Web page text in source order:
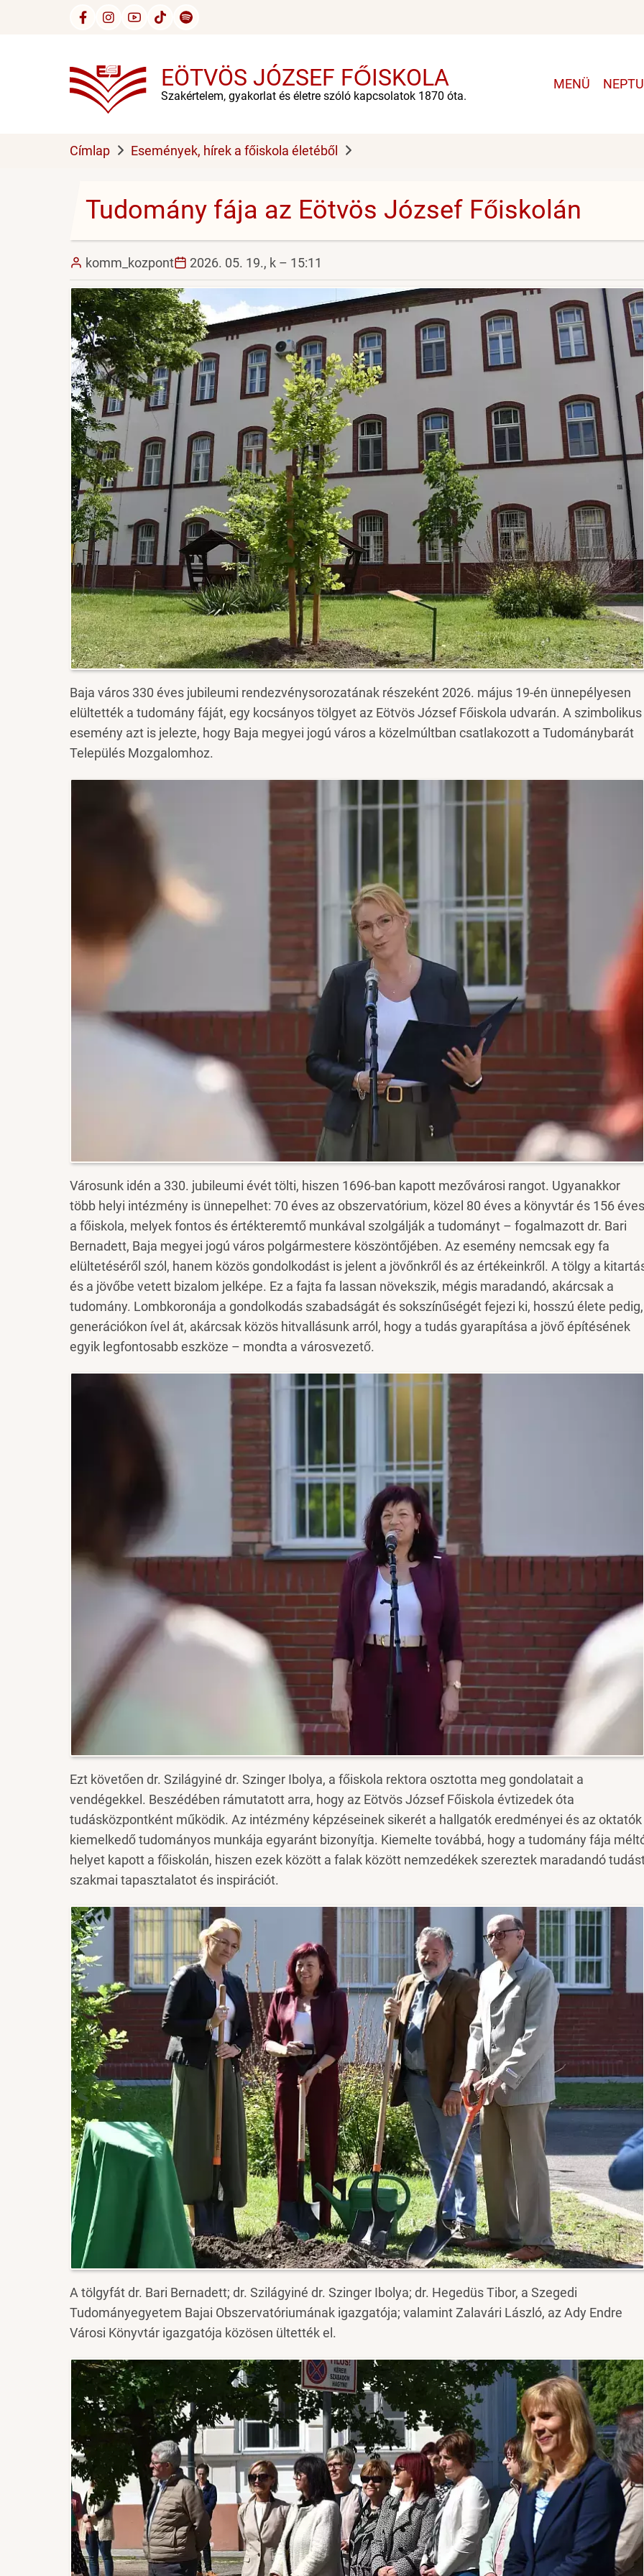
EÖTVÖS JÓZSEF FŐISKOLA
Szakértelem, gyakorlat és életre szóló kapcsolatok 1870 óta.
Main
MENÜ
Címlap Események, hírek a főiskola életéből
Tudomány fája az Eötvös József Főiskolán
komm_kozpont 2026. 05. 19., k – 15:11
Baja város 330 éves jubileumi rendezvénysorozatának részeként 2026. május 19-én ünnepélyesen
elültették a tudomány fáját, egy kocsányos tölgyet az Eötvös József Főiskola udvarán. A szimbolikus
esemény azt is jelezte, hogy Baja megyei jogú város a közelmúltban csatlakozott a Tudománybarát
Település Mozgalomhoz.
Városunk idén a 330. jubileumi évét tölti, hiszen 1696-ban kapott mezővárosi rangot. Ugyanakkor
több helyi intézmény is ünnepelhet: 70 éves az obszervatórium, közel 80 éves a könyvtár és 156 éves
a főiskola, melyek fontos és értékteremtő munkával szolgálják a tudományt – fogalmazott dr. Bari
Bernadett, Baja megyei jogú város polgármestere köszöntőjében. Az esemény nemcsak egy fa
elültetéséről szól, hanem közös gondolkodást is jelent a jövőnkről és az értékeinkről. A tölgy a
és a jövőbe vetett bizalom jelképe. Ez a fajta fa lassan növekszik, mégis maradandó, akárcsak a
tudomány. Lombkoronája a gondolkodás szabadságát és sokszínűségét fejezi ki, hosszú élete pedig,
generációkon ível át, akárcsak közös hitvallásunk arról, hogy a tudás gyarapítása a jövő építésének
egyik legfontosabb eszköze – mondta a városvezető.
Ezt követően dr. Szilágyiné dr. Szinger Ibolya, a főiskola rektora osztotta meg gondolatait a
vendégekkel. Beszédében rámutatott arra, hogy az Eötvös József Főiskola évtizedek óta
tudásközpontként működik. Az intézmény képzéseinek sikerét a hallgatók eredményei és az oktatók
kiemelkedő tudományos munkája egyaránt bizonyítja. Kiemelte továbbá, hogy a tudomány fája
helyet kapott a főiskolán, hiszen ezek között a falak között nemzedékek szereztek maradandó
szakmai tapasztalatot és inspirációt.
Image
A tölgyfát dr. Bari Bernadett; dr. Szilágyiné dr. Szinger Ibolya; dr. Hegedüs Tibor, a Szegedi
Tudományegyetem Bajai Obszervatóriumának igazgatója; valamint Zalavári László, az Ady Endre
Városi Könyvtár igazgatója közösen ültették el.
Image